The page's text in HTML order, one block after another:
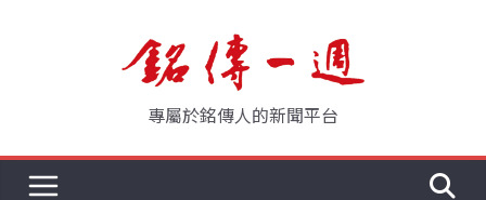
專屬於銘傳人的新聞平台